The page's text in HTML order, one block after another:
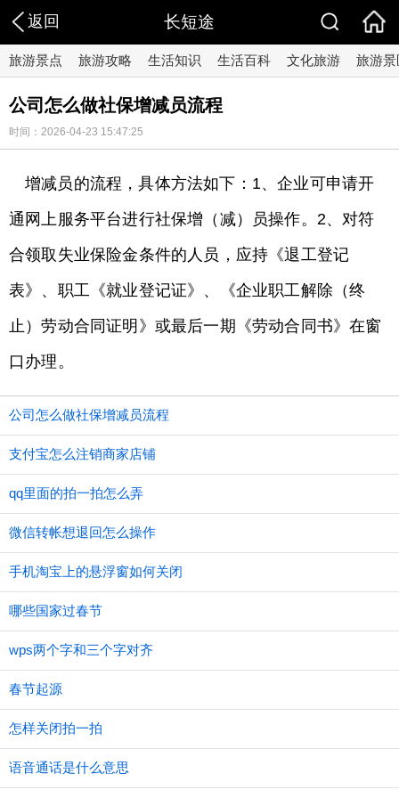
返回 长短途
旅游景点 旅游攻略 生活知识 生活百科 文化旅游 旅游景
公司怎么做社保增减员流程
时间：2026-04-23 15:47:25
增减员的流程，具体方法如下：1、企业可申请开
通网上服务平台进行社保增（减）员操作。2、对符
合领取失业保险金条件的人员，应持《退工登记
表》、职工《就业登记证》、《企业职工解除（终
止）劳动合同证明》或最后一期《劳动合同书》在窗
口办理。
公司怎么做社保增减员流程
支付宝怎么注销商家店铺
qq里面的拍一拍怎么弄
微信转帐想退回怎么操作
手机淘宝上的悬浮窗如何关闭
哪些国家过春节
wps两个字和三个字对齐
春节起源
怎样关闭拍一拍
语音通话是什么意思